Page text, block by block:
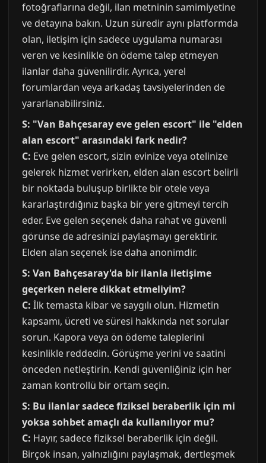
fotoğraflarına değil, ilan metninin samimiyetine
ve detayına bakın. Uzun süredir aynı platformda
olan, iletişim için sadece uygulama numarası
veren ve kesinlikle ön ödeme talep etmeyen
ilanlar daha güvenilirdir. Ayrıca, yerel
forumlardan veya arkadaş tavsiyelerinden de
yararlanabilirsiniz.
S: "Van Bahçesaray eve gelen escort" ile "elden
alan escort" arasındaki fark nedir?
C: Eve gelen escort, sizin evinize veya otelinize
gelerek hizmet verirken, elden alan escort belirli
bir noktada buluşup birlikte bir otele veya
kararlaştırdığınız başka bir yere gitmeyi tercih
eder. Eve gelen seçenek daha rahat ve güvenli
görünse de adresinizi paylaşmayı gerektirir.
Elden alan seçenek ise daha anonimdir.
S: Van Bahçesaray'da bir ilanla iletişime
geçerken nelere dikkat etmeliyim?
C: İlk temasta kibar ve saygılı olun. Hizmetin
kapsamı, ücreti ve süresi hakkında net sorular
sorun. Kapora veya ön ödeme taleplerini
kesinlikle reddedin. Görüşme yerini ve saatini
önceden netleştirin. Kendi güvenliğiniz için her
zaman kontrollü bir ortam seçin.
S: Bu ilanlar sadece fiziksel beraberlik için mi
yoksa sohbet amaçlı da kullanılıyor mu?
C: Hayır, sadece fiziksel beraberlik için değil.
Birçok insan, yalnızlığını paylaşmak, dertleşmek